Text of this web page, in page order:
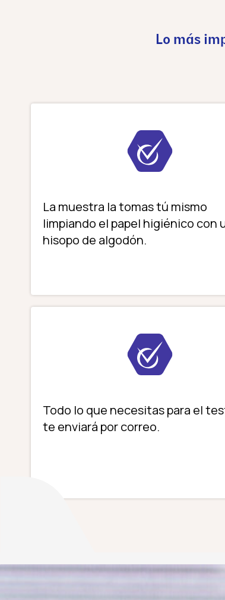
Lo más
La muestra la tomas tú mismo
limpiando el papel higiénico con
hisopo de algodón.
Todo lo que necesitas para el
te enviará por correo.